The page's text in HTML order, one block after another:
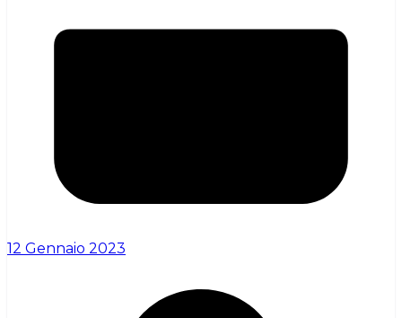
12 Gennaio 2023